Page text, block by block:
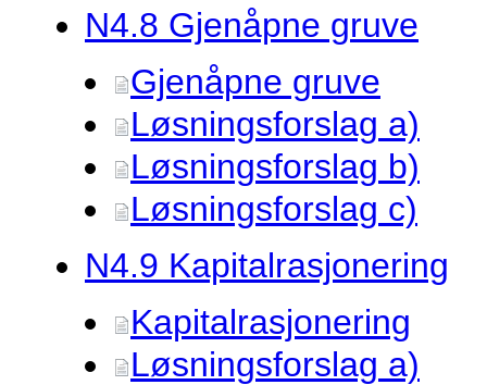
N4.8 Gjenåpne gruve
Gjenåpne gruve
Løsningsforslag a)
Løsningsforslag b)
Løsningsforslag c)
N4.9 Kapitalrasjonering
Kapitalrasjonering
Løsningsforslag a)